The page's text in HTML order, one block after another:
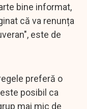
bine informat,
că va renunța
este de
preferă o
posibil ca
mai mic de